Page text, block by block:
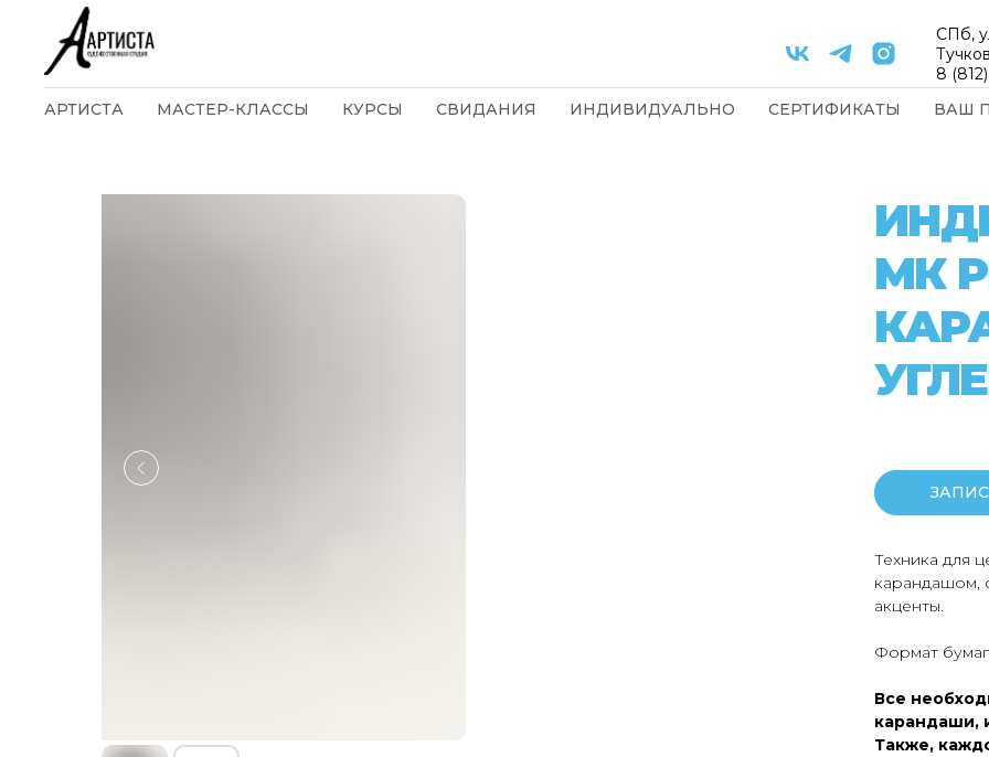
СПб,
8
АРТИСТА МАСТЕР-КЛАССЫ КУРСЫ СВИДАНИЯ ИНДИВИДУАЛЬНО СЕРТИФИКАТЫ ВАШ
МК
Техника для
карандашом,
акценты.
Формат
Все
карандаши,
Также,